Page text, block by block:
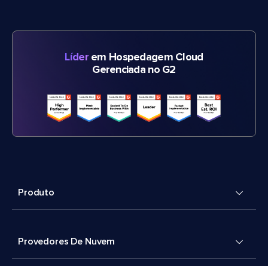
Líderem Hospedagem Cloud
Gerenciada no G2
Produto
Provedores De Nuvem